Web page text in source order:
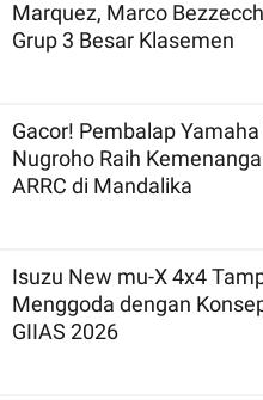
Marquez, Marco
Grup 3 Besar Klasemen
Gacor! Pembalap
Nugroho Raih
ARRC di Mandalika
Isuzu New mu-X 4x4
Menggoda dengan
GIIAS 2026